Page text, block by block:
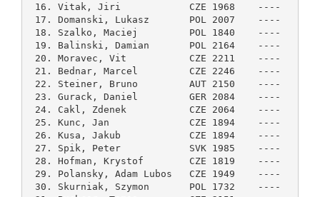
16. Vitak, Jiri            CZE 1968    ----    6.0
17. Domanski, Lukasz       POL 2007    ----    6.0
18. Szalko, Maciej         POL 1840    ----    6.0
19. Balinski, Damian       POL 2164    ----    5.5
20. Moravec, Vit           CZE 2211    ----    5.5
21. Bednar, Marcel         CZE 2246    ----    5.5
22. Steiner, Bruno         AUT 2150    ----    5.5
23. Gurack, Daniel         GER 2084    ----    5.5
24. Cakl, Zdenek           CZE 2064    ----    5.5
25. Kunc, Jan              CZE 1894    ----    5.5
26. Kusa, Jakub            CZE 1894    ----    5.5
27. Spik, Peter            SVK 1985    ----    5.5
28. Hofman, Krystof        CZE 1819    ----    5.5
29. Polansky, Adam Lubos   CZE 1949    ----    5.5
30. Skurniak, Szymon       POL 1732    ----    5.0